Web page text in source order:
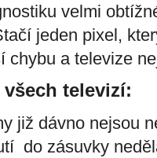
velmi
jeden pixel,
chybu a televize
televizí:
již dávno nejsou
do zásuvky